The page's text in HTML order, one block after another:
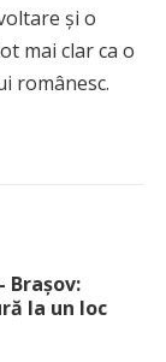
și o
mai clar ca o
românesc.
Brașov:
la un loc